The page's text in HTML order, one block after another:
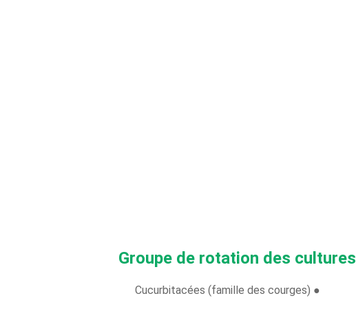
Groupe de rotation des cultures
Cucurbitacées (famille des courges) ●